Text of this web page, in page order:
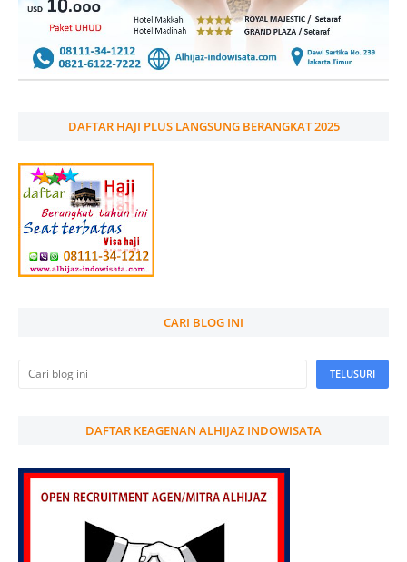
DAFTAR HAJI PLUS LANGSUNG BERANGKAT 2025
CARI BLOG INI
DAFTAR KEAGENAN ALHIJAZ INDOWISATA